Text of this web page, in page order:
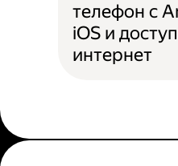
телефон с
iOS и
интернет